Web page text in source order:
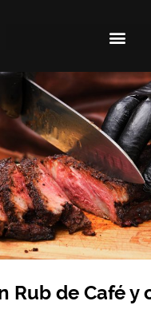
Rub de Café y